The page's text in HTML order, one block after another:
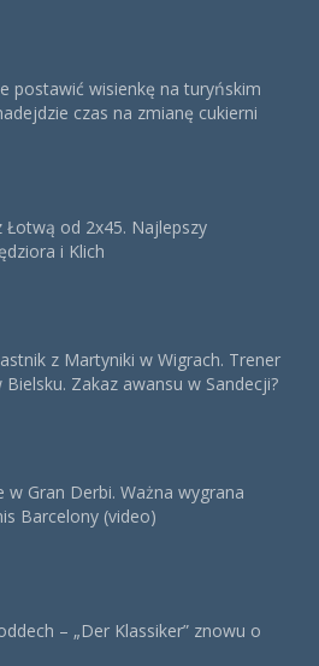
postawić wisienkę na turyńskim
czas na zmianę cukierni
od 2x45. Najlepszy
i Klich
z Martyniki w Wigrach. Trener
Zakaz awansu w Sandecji?
w Gran Derbi. Ważna wygrana
Barcelony (video)
– „Der Klassiker” znowu o